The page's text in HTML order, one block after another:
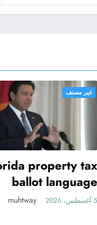
غير مصنف
tax
language
judge
5 أغسطس، 2026